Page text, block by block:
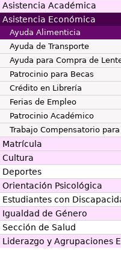
Asistencia Académica
Asistencia Económica
Ayuda Alimenticia
Ayuda de Transporte
Ayuda para Compra de
Patrocinio para Becas
Crédito en Librería
Ferias de Empleo
Patrocinio Académico
Trabajo Compensatorio
Matrícula
Cultura
Deportes
Orientación Psicológica
Estudiantes con
Igualdad de Género
Sección de Salud
Liderazgo y Agrupaciones